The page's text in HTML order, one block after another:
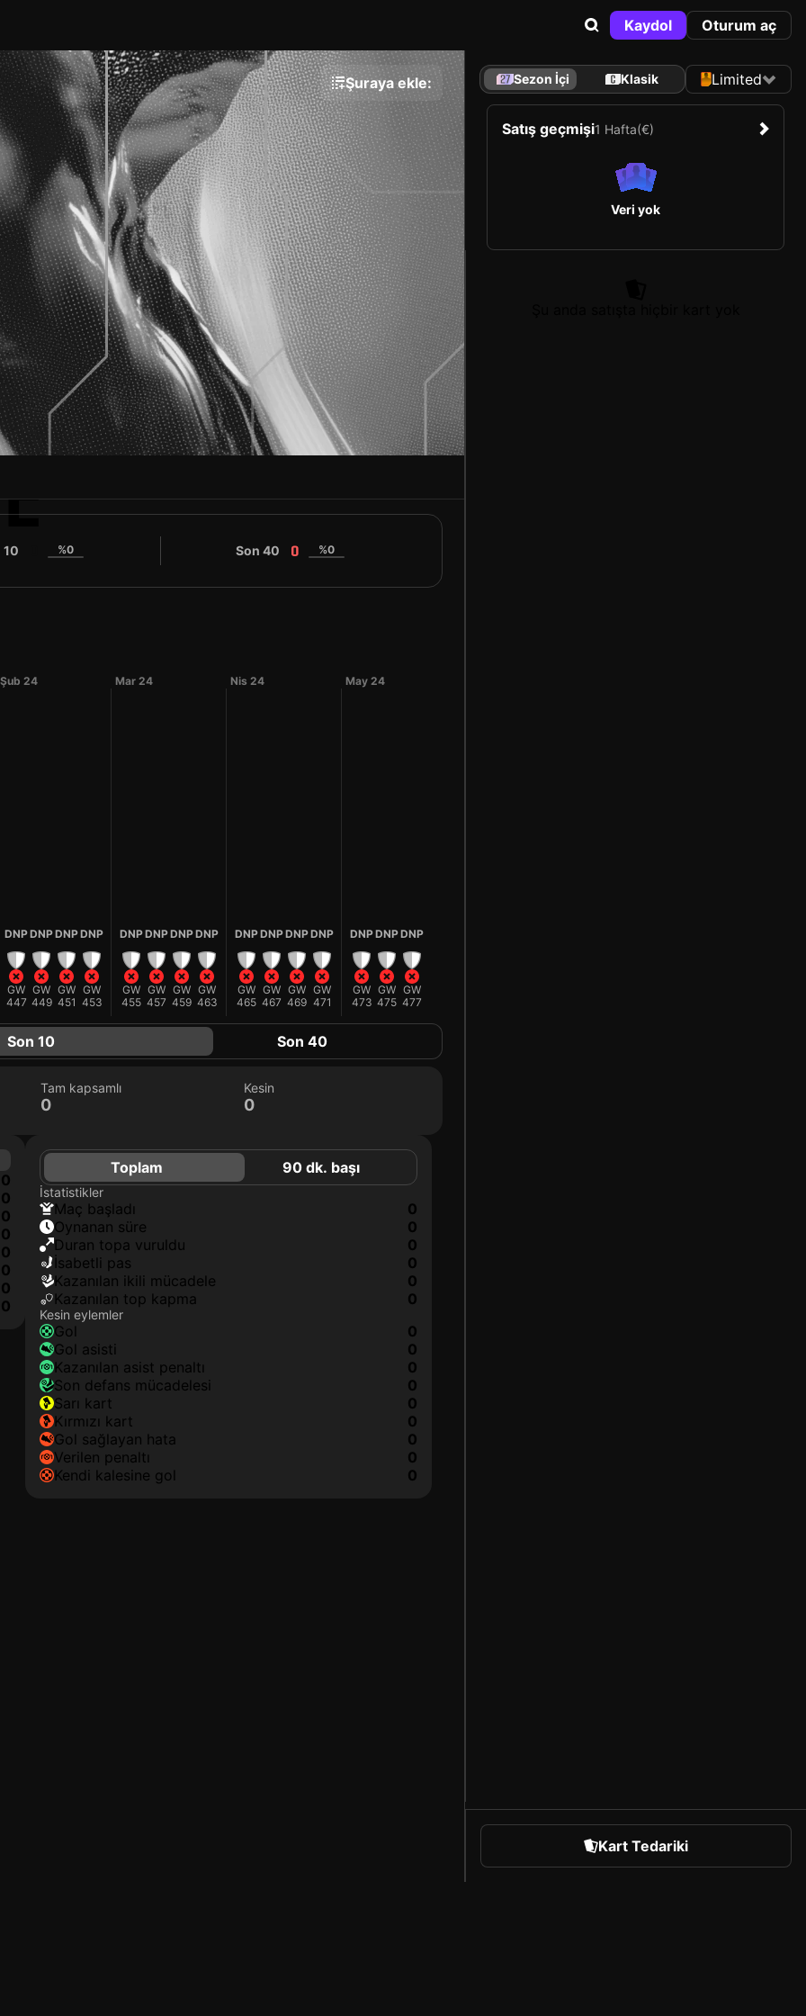
Kaydol Oturum aç
Şuraya ekle:
10 %0 Son 40 0 %0
Şub 24
DNP
GW
447
DNP
GW
449
DNP
GW
451
DNP
GW
453
Mar 24
DNP
GW
455
DNP
GW
457
DNP
GW
459
DNP
GW
463
Nis 24
DNP
GW
465
DNP
GW
467
DNP
GW
469
DNP
GW
471
May 24
DNP
GW
473
DNP
GW
475
DNP
GW
477
Son 10 Son 40
Tam kapsamlı
0
Kesin
0
0
0
0
0
0
0
0
0
Toplam 90 dk. başı
İstatistikler
maç başladı
0
oynanan süre
0
duran topa vuruldu
0
isabetli pas
0
kazanılan ikili mücadele
0
kazanılan top kapma
0
Kesin eylemler
gol
0
gol asisti
0
kazanılan asist penaltı
0
son defans mücadelesi
0
sarı kart
0
kırmızı kart
0
gol sağlayan hata
0
verilen penaltı
0
kendi kalesine gol
0
Sezon İçi Klasik Limited
Satış geçmişi1 Hafta(€)
Veri yok
Kart Tedariki